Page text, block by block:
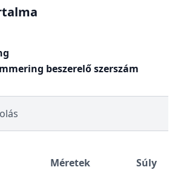
beszerelő szerszám
Méretek
Súly